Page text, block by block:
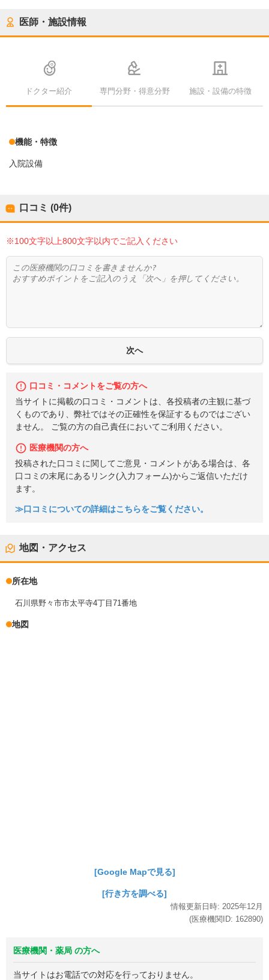
医師・施設情報
ドクター紹介 専門分野・得意分野 施設・設備の特徴
機能・特徴
入院設備
口コミ (0件)
※100文字以上800文字以内でご記入ください
口コミ・コメントをご覧の方へ
当サイトに掲載の口コミ・コメントは、各投稿者の主観に基づ
くものであり、弊社ではその正確性を保証するものではござい
ません。 ご覧の方の自己責任においてご利用ください。
医療機関の方へ
投稿された口コミに関してご意見・コメントがある場合は、各
口コミの末尾にあるリンク(入力フォーム)からご返信いただけ
ます。
≫口コミについての詳細はこちらをご覧ください。
地図・アクセス
所在地
石川県野々市市太平寺4丁目71番地
地図
[Google Mapで見る]
[行き方を調べる]
情報更新日時: 2025年12月
(医療機関ID: 162890)
医療機関・薬局 の方へ
当サイトはお電話での対応を行っておりません。